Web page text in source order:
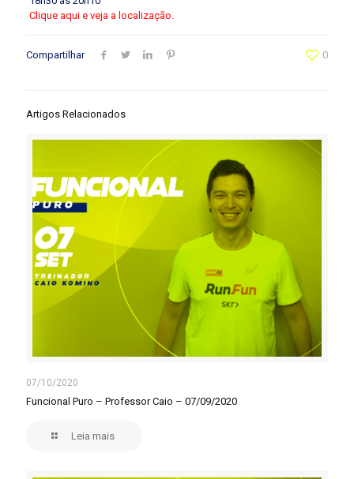
Clique aqui e veja a localização.
Compartilhar 0
Artigos Relacionados
07/10/2020
Funcional Puro – Professor Caio – 07/09/2020
Leia mais